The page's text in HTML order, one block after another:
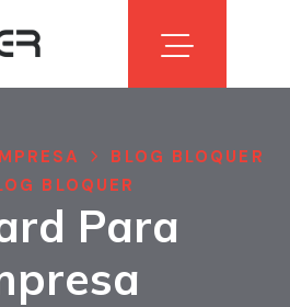
BLOG BLOQUER
BLOQUER
Para